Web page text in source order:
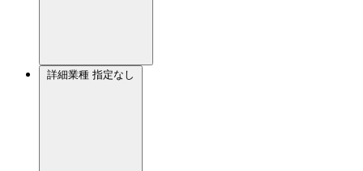
詳細業種 指定なし